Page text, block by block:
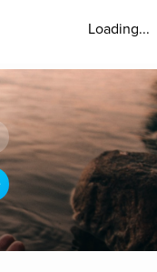
Loading...